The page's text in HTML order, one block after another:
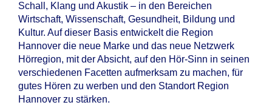
Schall, Klang und Akustik – in den Bereichen
Wirtschaft, Wissenschaft, Gesundheit, Bildung und
Kultur. Auf dieser Basis entwickelt die Region
Hannover die neue Marke und das neue Netzwerk
Hörregion, mit der Absicht, auf den Hör-Sinn in seinen
verschiedenen Facetten aufmerksam zu machen, für
gutes Hören zu werben und den Standort Region
Hannover zu stärken.